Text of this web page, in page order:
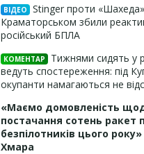
ВІДЕО
Stinger проти
Краматорськом збили
російський БПЛА
КОМЕНТАР
Тижнями сидять у
ведуть спостереження: під
окупанти намагаються не
«Маємо домовленість
постачання сотень ракет
безпілотників цього
Хмара